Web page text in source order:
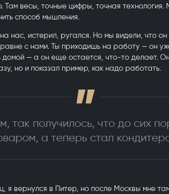
Там весы, точные цифры, точная технология.
способ мышления.
нас, истерил, ругался. Но мы видели, что
с нами. Ты приходишь на работу — он
домой — а он еще остается, что-то делает.
но и показал пример, как надо работать.
так получилось, что до сих
а теперь стал
я вернулся в Питер, но после Москвы мне